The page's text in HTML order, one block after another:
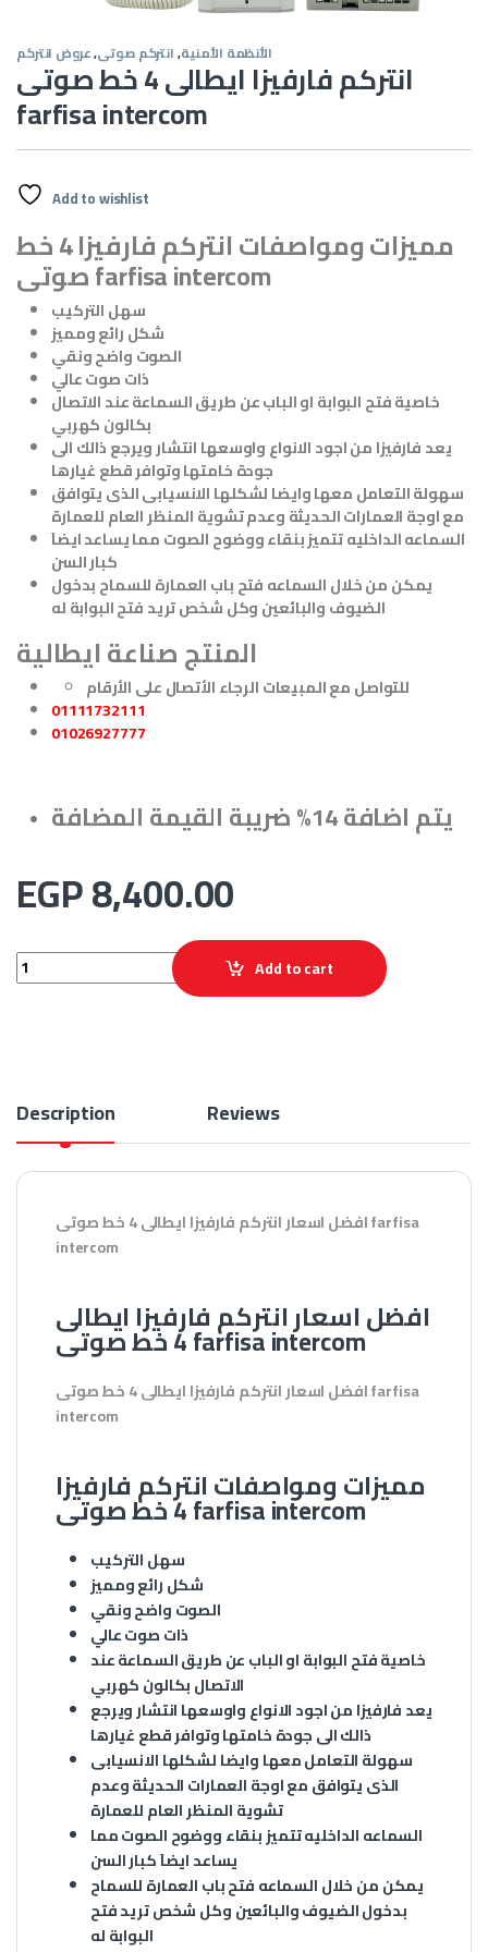
الأنظمة الأمنية,انتركم صوتى,عروض انتركم
انتركم فارفيزا ايطالى 4 خط صوتى
farfisa intercom
Add to wishlist
مميزات ومواصفات انتركم فارفيزا 4 خط
صوتى farfisa intercom
سهل التركيب
شكل رائع ومميز
الصوت واضح ونقي
ذات صوت عالي
خاصية فتح البوابة او الباب عن طريق السماعة عند الاتصال
بكالون كهربي
يعد فارفيزا من اجود الانواع واوسعها انتشار ويرجع ذالك الى
سهولة التعامل معها وايضا لشكلها الانسيابى الذى يتوافق
السماعه الداخليه تتميز بنقاء ووضوح الصوت مما يساعد ايضاَ
يمكن من خلال السماعه فتح باب العمارة للسماح بدخول
الضيوف والبائعين وكل شخص تريد فتح البوابة له
المنتج صناعة ايطالية
01111732111
01026927777
يتم اضافة 14% ضريبة القيمة المضافة
EGP8,400.00
انتركم فارفيزا ايطالى 4 خط صوتى farfisa intercom quantity
Add to cart
Description Reviews
افضل اسعار انتركم فارفيزا ايطالى 4 خط صوتى farfisa
intercom
افضل اسعار انتركم فارفيزا ايطالى
4 خط صوتى farfisa intercom
افضل اسعار انتركم فارفيزا ايطالى 4 خط صوتى farfisa
intercom
مميزات ومواصفات انتركم فارفيزا
4 خط صوتى farfisa intercom
سهل التركيب
شكل رائع ومميز
الصوت واضح ونقي
ذات صوت عالي
خاصية فتح البوابة او الباب عن طريق السماعة عند
الاتصال بكالون كهربي
يعد فارفيزا من اجود الانواع واوسعها انتشار ويرجع
سهولة التعامل معها وايضا لشكلها الانسيابى
الذى يتوافق مع اوجة العمارات الحديثة وعدم
تشوية المنظر العام للعمارة
السماعه الداخليه تتميز بنقاء ووضوح الصوت مما
يمكن من خلال السماعه فتح باب العمارة للسماح
بدخول الضيوف والبائعين وكل شخص تريد فتح
البوابة له